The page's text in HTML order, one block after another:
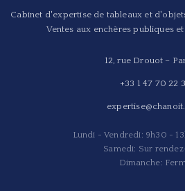
Cabinet d'expertise de tableaux et
Ventes aux enchères publiques
12, rue Drouot –
+33 1 47 70 22
Lundi - Vendredi: 9h30 -
Samedi: Sur
Dimanche: